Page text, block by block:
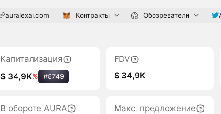
auralexai.com Контракты Обозреватели
Капитализация
$ 34,9K% #8749
FDV
$ 34,9K
В обороте AURA
Макс. предложение